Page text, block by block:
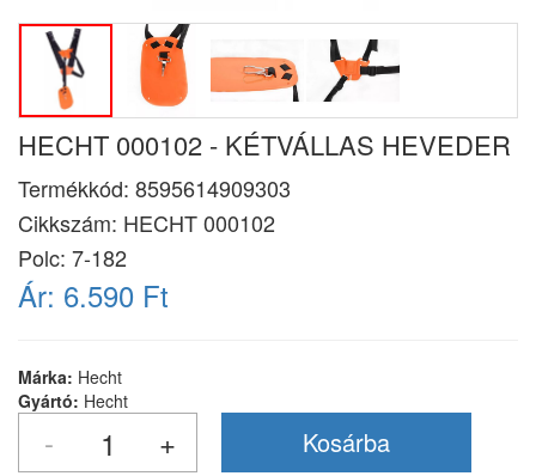
HECHT 000102 - KÉTVÁLLAS HEVEDER
Termékkód: 8595614909303
Cikkszám: HECHT 000102
Polc: 7-182
Ár: 6.590 Ft
Márka: Hecht
Gyártó: Hecht